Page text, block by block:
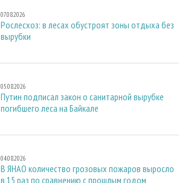
07.08.2026
Рослесхоз: в лесах обустроят зоны отдыха без
вырубки
05.08.2026
Путин подписал закон о санитарной вырубке
погибшего леса на Байкале
04.08.2026
В ЯНАО количество грозовых пожаров выросло
в 15 раз по сравнению с прошлым годом